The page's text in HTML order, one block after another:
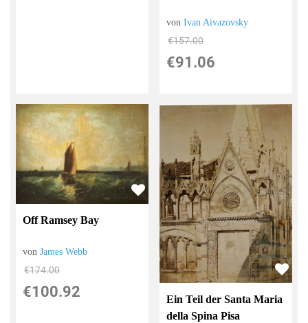
vonIvan Aivazovsky
€157.00
€91.06
Off Ramsey Bay
vonJames Webb
€174.00
€100.92
Ein Teil der Santa Maria
della Spina Pisa